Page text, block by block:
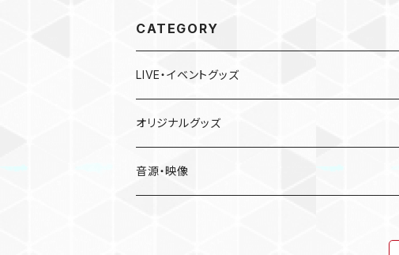
CATEGORY
LIVE・イベントグッズ
LIVE
〜Place of Echoes〜 vol.2
EVENT
オリジナルグッズ
本人手作り
音源・映像